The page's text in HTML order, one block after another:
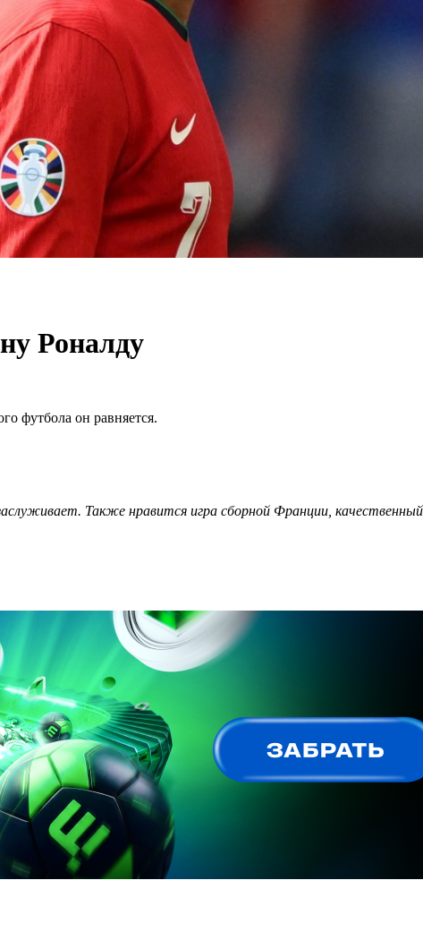
Роналду
футбола он равняется.
Также нравится игра сборной Франции,